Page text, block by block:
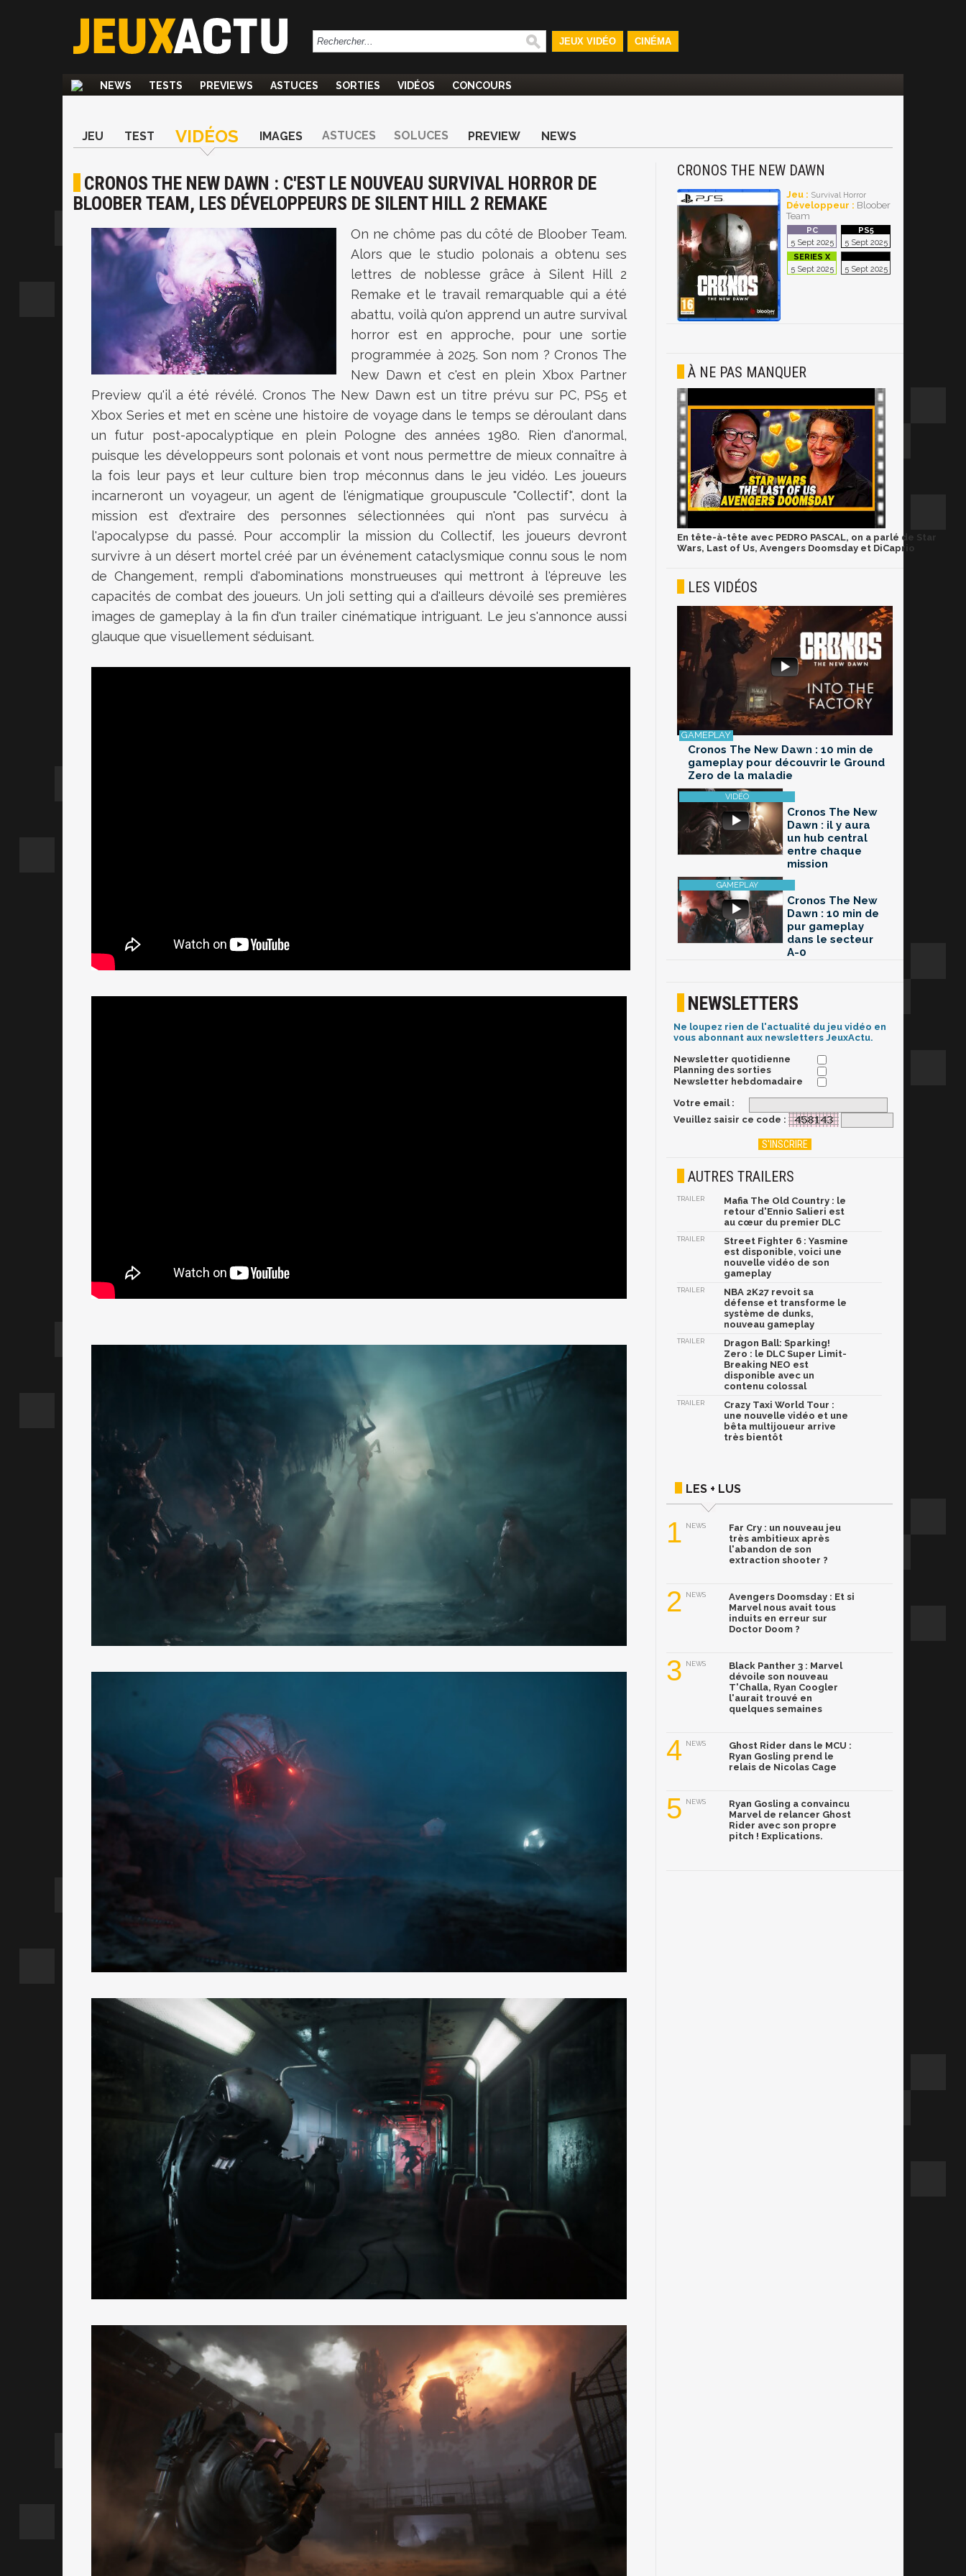
JEUX VIDÉO CINÉMA
NEWS TESTS PREVIEWS ASTUCES SORTIES VIDÉOS CONCOURS
JEU TEST VIDÉOS IMAGES ASTUCES SOLUCES PREVIEW NEWS
CRONOS THE NEW DAWN : C'EST LE NOUVEAU SURVIVAL HORROR DE
BLOOBER TEAM, LES DÉVELOPPEURS DE SILENT HILL 2 REMAKE
On ne chôme pas du côté de Bloober Team.
Alors que le studio polonais a obtenu ses
lettres de noblesse grâce à Silent Hill 2
Remake et le travail remarquable qui a été
abattu, voilà qu'on apprend un autre survival
horror est en approche, pour une sortie
programmée à 2025. Son nom ?Cronos The
New Dawn et c'est en plein Xbox Partner
Preview qu'il a été révélé. Cronos The New Dawn est un titre prévu sur PC, PS5 et
Xbox Series et met en scène une histoire de voyage dans le temps se déroulant dans
un futur post-apocalyptique en plein Pologne des années 1980. Rien d'anormal,
puisque les développeurs sont polonais et vont nous permettre de mieux connaître à
la fois leur pays et leur culture bien trop méconnus dans le jeu vidéo. Les joueurs
incarneront un voyageur, un agent de l'énigmatique groupuscule "Collectif", dont la
mission est d'extraire des personnes sélectionnées qui n'ont pas survécu à
l'apocalypse du passé. Pour accomplir la mission du Collectif, les joueurs devront
survivre à un désert mortel créé par un événement cataclysmique connu sous le nom
de Changement, rempli d'abominations monstrueuses qui mettront à l'épreuve les
capacités de combat des joueurs. Un joli setting qui a d'ailleurs dévoilé ses premières
images de gameplay à la fin d'un trailer cinématique intriguant. Le jeu s'annonce aussi
glauque que visuellement séduisant.
CRONOS THE NEW DAWN
Jeu : Survival Horror
Développeur : Bloober
Team
5 Sept 2025 5 Sept 2025
5 Sept 2025 5 Sept 2025
À NE PAS MANQUER
En tête-à-tête avec PEDRO PASCAL, on a parlé de Star
Wars, Last of Us, Avengers Doomsday et DiCaprio
LES VIDÉOS
Cronos The New Dawn : 10 min de
gameplay pour découvrir le Ground
Zero de la maladie
Cronos The New
Dawn : il y aura
un hub central
entre chaque
mission
Cronos The New
Dawn : 10 min de
pur gameplay
dans le secteur
A-0
NEWSLETTERS
Ne loupez rien de l'actualité du jeu vidéo en
vous abonnant aux newsletters JeuxActu.
Newsletter quotidienne
Planning des sorties
Newsletter hebdomadaire
Votre email :
Veuillez saisir ce code :
AUTRES TRAILERS
TRAILER
Mafia The Old Country : le
retour d'Ennio Salieri est
au cœur du premier DLC
TRAILER
Street Fighter 6 : Yasmine
est disponible, voici une
nouvelle vidéo de son
gameplay
TRAILER
NBA 2K27 revoit sa
défense et transforme le
système de dunks,
nouveau gameplay
TRAILER
Dragon Ball: Sparking!
Zero : le DLC Super Limit-
Breaking NEO est
disponible avec un
contenu colossal
TRAILER
Crazy Taxi World Tour :
une nouvelle vidéo et une
bêta multijoueur arrive
très bientôt
LES + LUS
1 NEWS
Far Cry : un nouveau jeu
très ambitieux après
l'abandon de son
extraction shooter ?
2 NEWS
Avengers Doomsday : Et si
Marvel nous avait tous
induits en erreur sur
Doctor Doom ?
3 NEWS
Black Panther 3 : Marvel
dévoile son nouveau
T'Challa, Ryan Coogler
l'aurait trouvé en
quelques semaines
4 NEWS
Ghost Rider dans le MCU :
Ryan Gosling prend le
relais de Nicolas Cage
5 NEWS
Ryan Gosling a convaincu
Marvel de relancer Ghost
Rider avec son propre
pitch ! Explications.